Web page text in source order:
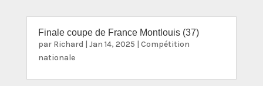
Finale coupe de France Montlouis (37)
par Richard | Jan 14, 2025 | Compétition
nationale